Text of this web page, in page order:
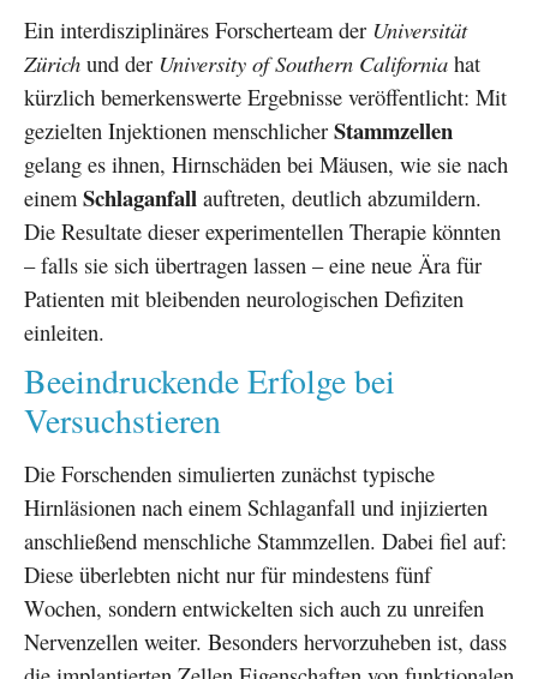
Ein interdisziplinäres Forscherteam der Universität
Zürich und der University of Southern California hat
kürzlich bemerkenswerte Ergebnisse veröffentlicht: Mit
gezielten Injektionen menschlicher Stammzellen
gelang es ihnen, Hirnschäden bei Mäusen, wie sie nach
einem Schlaganfall auftreten, deutlich abzumildern.
Die Resultate dieser experimentellen Therapie könnten
– falls sie sich übertragen lassen – eine neue Ära für
Patienten mit bleibenden neurologischen Defiziten
einleiten.
Beeindruckende Erfolge bei
Versuchstieren
Die Forschenden simulierten zunächst typische
Hirnläsionen nach einem Schlaganfall und injizierten
anschließend menschliche Stammzellen. Dabei fiel auf:
Diese überlebten nicht nur für mindestens fünf
Wochen, sondern entwickelten sich auch zu unreifen
Nervenzellen weiter. Besonders hervorzuheben ist, dass